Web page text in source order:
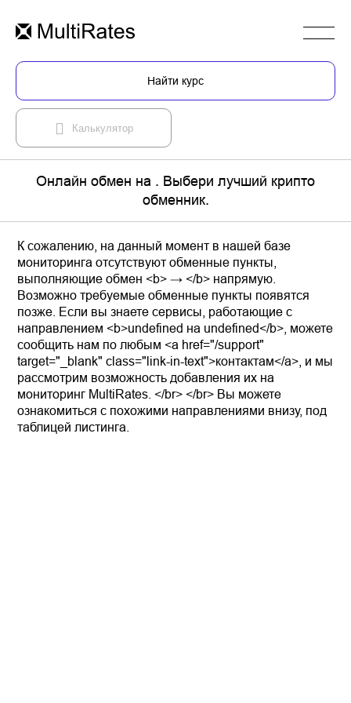
Найти курс
Калькулятор
Онлайн обмен на . Выбери лучший крипто
обменник.
К сожалению, на данный момент в нашей базе
мониторинга отсутствуют обменные пункты,
выполняющие обмен <b> → </b> напрямую.
Возможно требуемые обменные пункты появятся
позже. Если вы знаете сервисы, работающие с
направлением <b>undefined на undefined</b>, можете
сообщить нам по любым <a href="/support"
target="_blank" class="link-in-text">контактам</a>, и мы
рассмотрим возможность добавления их на
мониторинг MultiRates. </br> </br> Вы можете
ознакомиться с похожими направлениями внизу, под
таблицей листинга.